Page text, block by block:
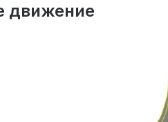
движение